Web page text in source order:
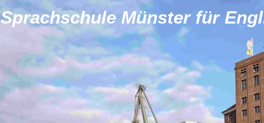
Sprachschule Münster für